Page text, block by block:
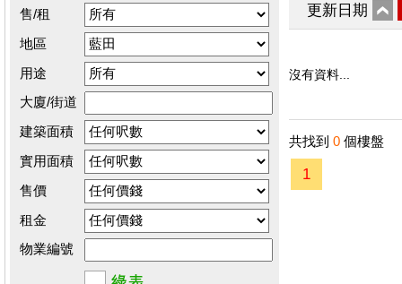
售/租
地區
用途
大廈/街道
建築面積
實用面積
售價
租金
物業編號
更新日期
沒有資料...
共找到 0 個樓盤
1